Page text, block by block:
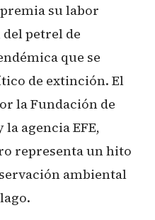
su labor
petrel de
que se
de extinción. El
la Fundación de
agencia EFE,
representa un hito
ambiental